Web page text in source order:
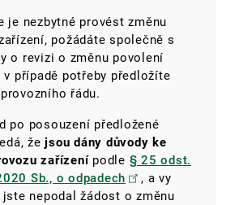
je nezbytné provést změnu
požádáte společně s
o revizi o změnu povolení
v případě potřeby předložíte
řádu.
po posouzení předložené
žejsou dány důvody ke
zařízenípodle § 25 odst.
Sb., o odpadech
, a vy
nepodal žádost o změnu